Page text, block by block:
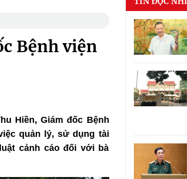
Bệnh viện
Hiền, Giám đốc Bệnh
quản lý, sử dụng tài
cảnh cáo đối với bà